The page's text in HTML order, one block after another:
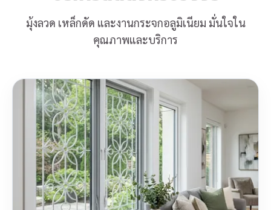
มุ้งลวด เหล็กดัด และงานกระจกอลูมิเนียม มั่นใจใน
คุณภาพและบริการ